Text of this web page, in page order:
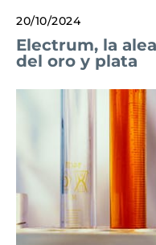
20/10/2024
Electrum, la
del oro y plata